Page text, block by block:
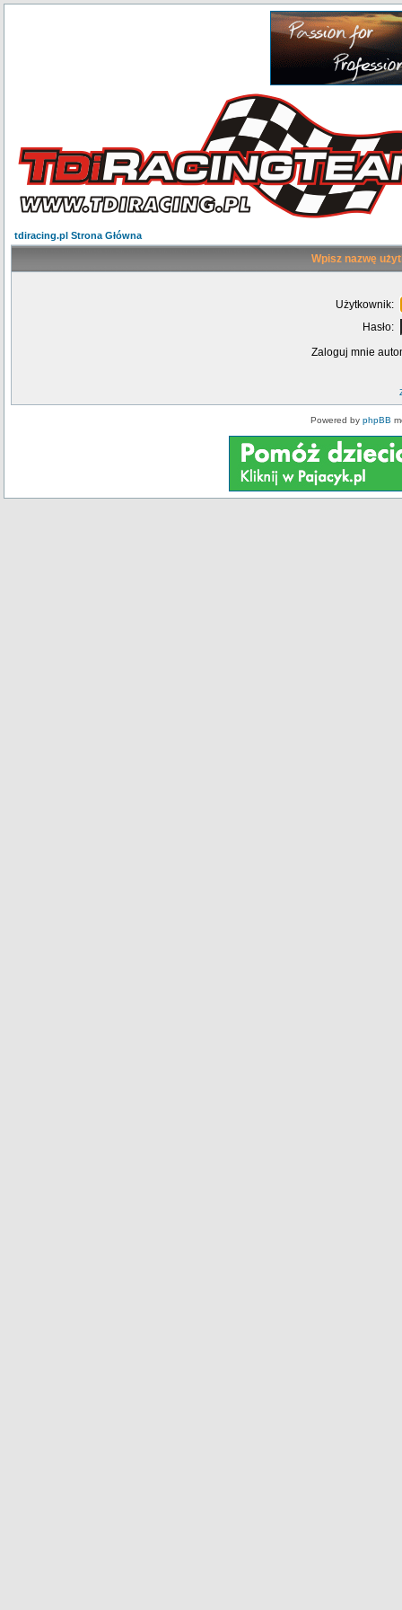
tdiracing.pl Strona Główna
Wpisz nazwę
Użytkownik:
Hasło:
Zaloguj mnie
Powered by phpBB